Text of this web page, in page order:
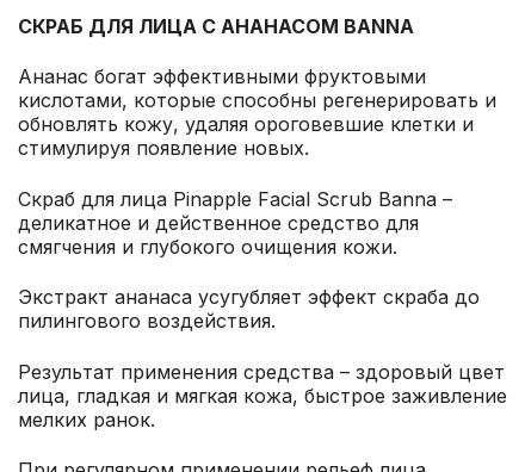
СКРАБ ДЛЯ ЛИЦА С АНАНАСОМ BANNA
Ананас богат эффективными фруктовыми
кислотами, которые способны регенерировать и
обновлять кожу, удаляя ороговевшие клетки и
стимулируя появление новых.
Скраб для лица Pinapple Facial Scrub Banna –
деликатное и действенное средство для
смягчения и глубокого очищения кожи.
Экстракт ананаса усугубляет эффект скраба до
пилингового воздействия.
Результат применения средства – здоровый цвет
лица, гладкая и мягкая кожа, быстрое заживление
мелких ранок.